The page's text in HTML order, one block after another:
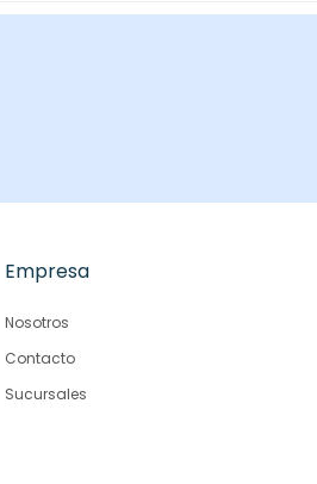
Empresa
Nosotros
Contacto
Sucursales